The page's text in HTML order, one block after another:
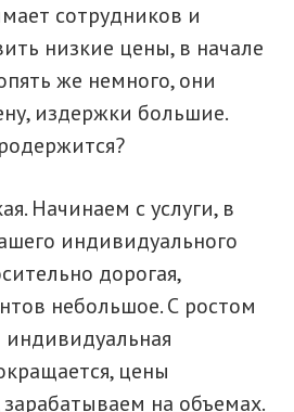
сотрудников и
низкие цены, в начале
же немного, они
издержки большие.
Начинаем с услуги, в
индивидуального
дорогая,
небольшое. С ростом
цены
зарабатываем на объемах.